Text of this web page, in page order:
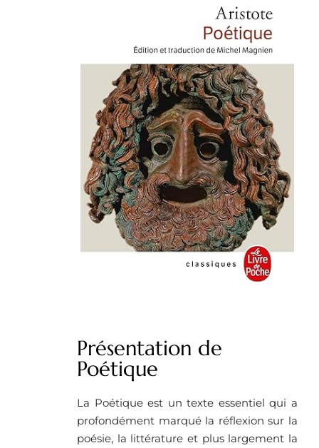
Présentation de
Poétique
La Poétique est un texte essentiel qui a
profondément marqué la réflexion sur la
poésie, la littérature et plus largement la